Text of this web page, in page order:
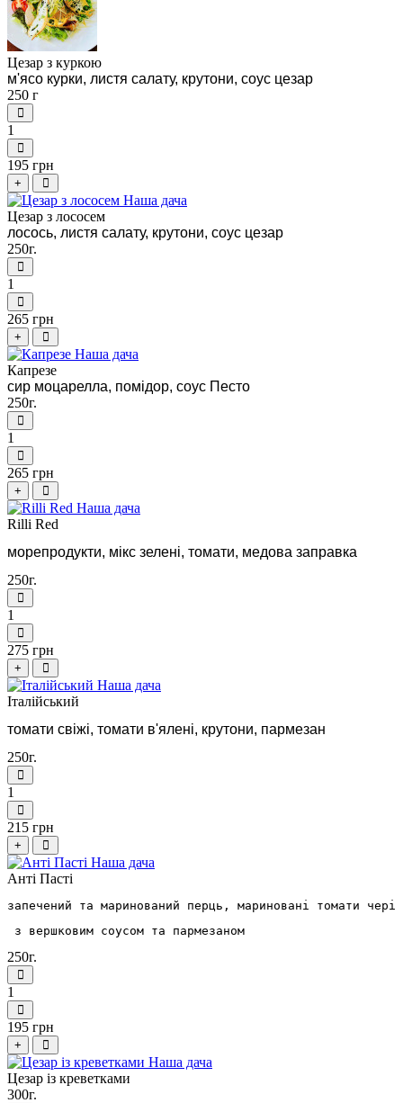
Цезар з куркою
м'ясо курки, листя салату, крутони, соус цезар
250 г
1
195 грн
+
Цезар з лососем
лосось, листя салату, крутони, соус цезар
250г.
1
265 грн
+
Капрезе
сир моцарелла, помідор, соус Песто
250г.
1
265 грн
+
Rilli Red
морепродукти, мікс зелені, томати, медова заправка
250г.
1
275 грн
+
Iталiйський
томати свіжі, томати в'ялені, крутони, пармезан
250г.
1
215 грн
+
Антi Пастi
запечений та маринований перць, мариновані томати чері
з вершковим соусом та пармезаном
250г.
1
195 грн
+
Цезар із креветками
300г.